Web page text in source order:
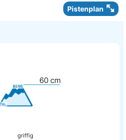
Pistenplan
60 cm
griffig